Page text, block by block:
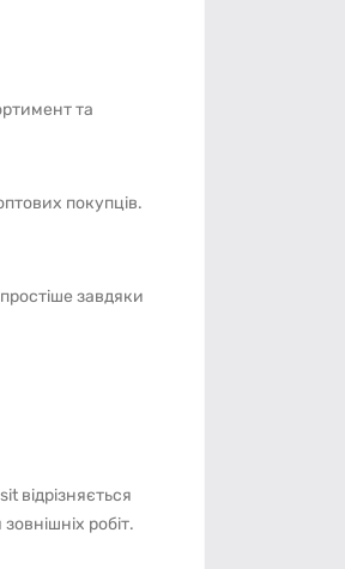
та
покупців.
завдяки
відрізняється
робіт.